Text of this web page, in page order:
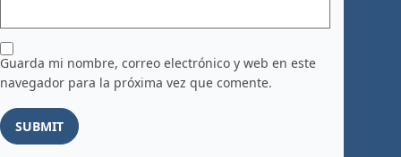
Guarda mi nombre, correo electrónico y web en este
navegador para la próxima vez que comente.